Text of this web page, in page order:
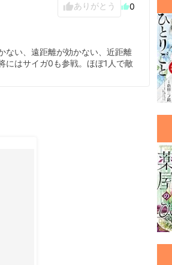
thumb_upありがとう thumb_up0
ない、遠距離が効かない、近距離
にはサイガ0も参戦。ほぼ1人で敵